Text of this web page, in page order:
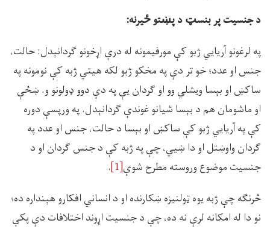
د جنسيت پر بنسټ دپښتوځيرنه:
په لرغونو آريايي ژبو کې مورفيمونه له درې اړخونو ګردانېدل: حالت،
جنس او عدد؛ خو تر دې په مخکو ژبو لکه هيتي ژبه کې نومونه په
ساکښ او بېسا ويشلي وو او ګردان يې په دې دوو ډولونو و. ښځې
او ماشومان هم د بېسا شيانو غوندې ګردانېدل. په ورپسې دوره
کې په آريايي ژبو کې ساکښ او بېسا د حالت، جنس او عدد په
ګردان واوښتل او دا ښيي، چې په ژبه کې د جنس ګردان او د
جنسيت موضوع وروسته مطرح شوې[1]
.
څرنګه چې ژبه يوه ټولنيزه ښکارنده او د انساني افکارو هېنداره ده؛
نو دا له امکانه لرې نه ده، چې د جنسيت اړوند اختلافات دې پکې